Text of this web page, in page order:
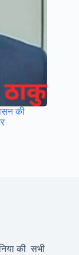
की
की सभी